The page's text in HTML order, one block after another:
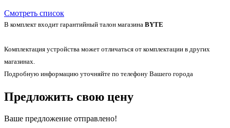
Смотреть список
В комплект входит гарантийный талон магазина BYTE
Комплектация устройства может отличаться от комплектации в других
магазинах.
Подробную информацию уточняйте по телефону Вашего города
Предложить свою цену
Ваше предложение отправлено!